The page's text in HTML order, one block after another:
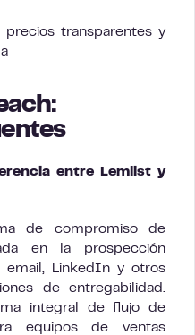
precios transparentes y
entre Lemlist y
de compromiso de
en la prospección
email, LinkedIn y otros
de entregabilidad.
integral de flujo de
equipos de ventas